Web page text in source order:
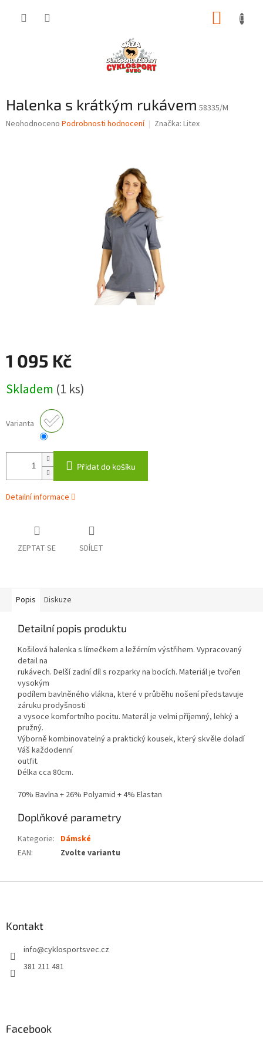
Halenka s krátkým rukávem 58335/M
Průměrné
Neohodnoceno Podrobnosti hodnocení Značka: Litex
1 095 Kč
cena:
Skladem (1 ks)
Varianta
Přidat do košíku
Detailní informace
ZEPTAT SE SDÍLET
Popis Diskuze
Detailní popis produktu
Košilová halenka s límečkem a ležérním výstřihem. Vypracovaný
detail na
rukávech. Delší zadní díl s rozparky na bocích. Materiál je tvořen
vysokým
podílem bavlněného vlákna, které v průběhu nošení představuje
záruku prodyšnosti
a vysoce komfortního pocitu. Materál je velmi příjemný, lehký a
pružný.
Výborně kombinovatelný a praktický kousek, který skvěle doladí
Váš každodenní
outfit.
Délka cca 80cm.
70% Bavlna + 26% Polyamid + 4% Elastan
Doplňkové parametry
Kategorie: Dámské
EAN: Zvolte variantu
Kontakt
info@cyklosportsvec.cz
381 211 481
Facebook